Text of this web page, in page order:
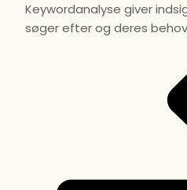
Keywordanalyse giver
søger efter og deres